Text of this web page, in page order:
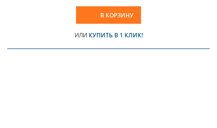
В КОРЗИНУ
ИЛИ КУПИТЬ В 1 КЛИК!